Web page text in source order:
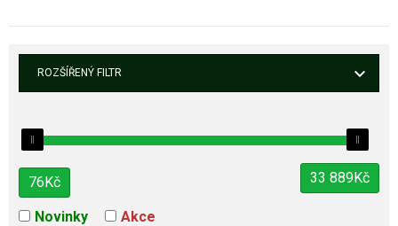
ROZŠÍŘENÝ FILTR
76Kč 33 889Kč
Novinky Akce